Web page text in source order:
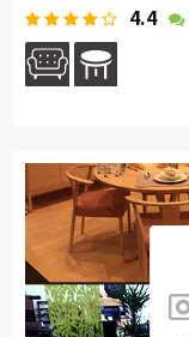
4.4